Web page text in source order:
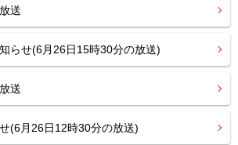
送
らせ(6月26日15時30分の放送)
送
(6月26日12時30分の放送)